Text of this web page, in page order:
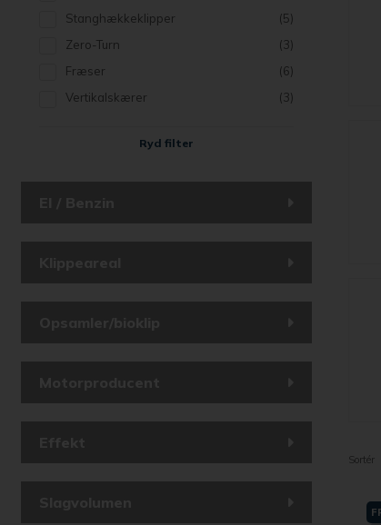
Stanghækkeklipper
(5)
Zero-Turn
(3)
Fræser
(6)
Vertikalskærer
(3)
Ryd filter
Sortér